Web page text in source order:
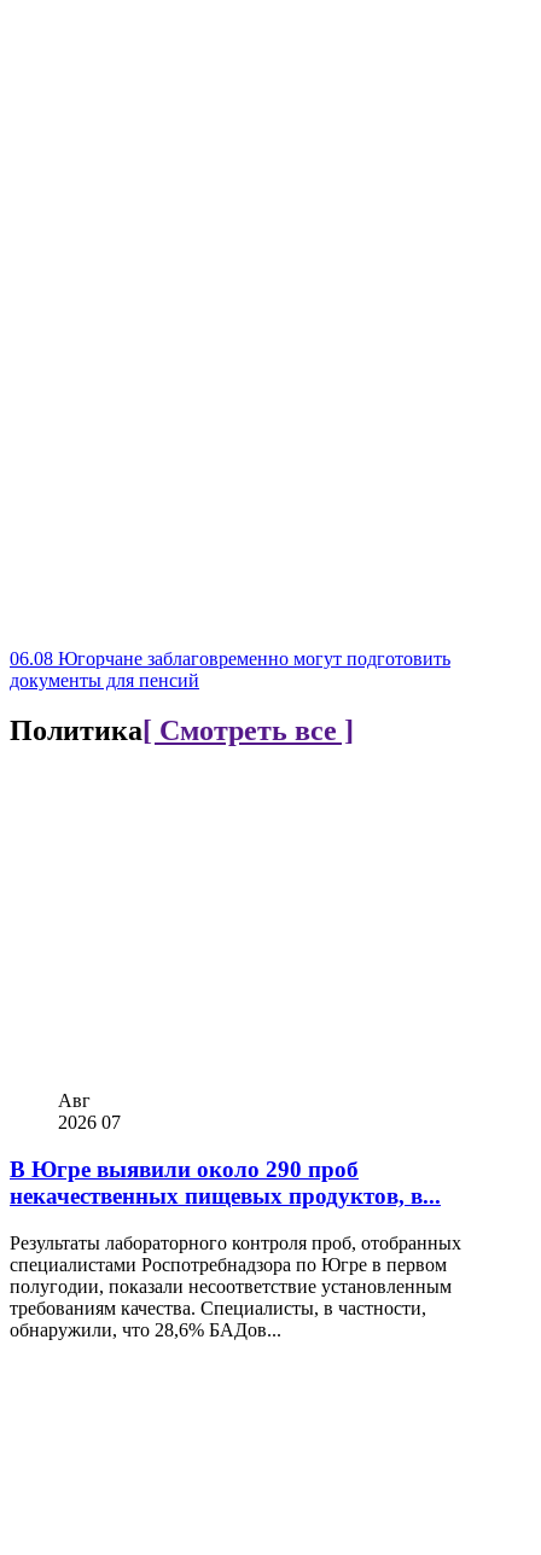
06.08 Югорчане заблаговременно могут подготовить
документы для пенсий
Политика[ Смотреть все ]
Авг
2026 07
В Югре выявили около 290 проб
некачественных пищевых продуктов, в...
Результаты лабораторного контроля проб, отобранных
специалистами Роспотребнадзора по Югре в первом
полугодии, показали несоответствие установленным
требованиям качества. Специалисты, в частности,
обнаружили, что 28,6% БАДов...